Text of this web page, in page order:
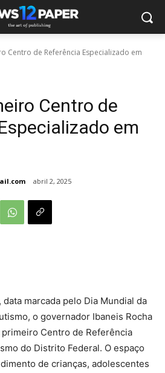
Centro de Referência Especializado em
Centro de
em
abril 2, 2025
marcada pelo Dia Mundial da
o governador Ibaneis Rocha
Centro de Referência
do Distrito Federal. O espaço
de crianças, adolescentes